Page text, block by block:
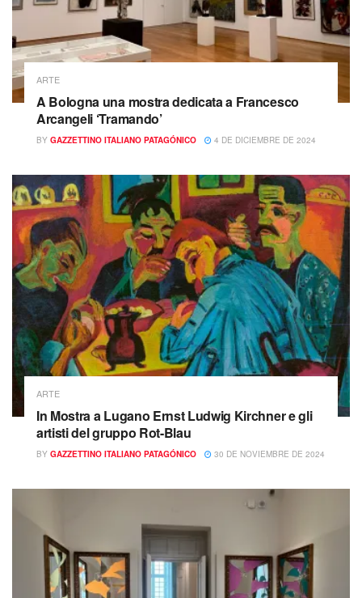
ARTE
A Bologna una mostra dedicata a Francesco
Arcangeli ‘Tramando’
BY GAZZETTINO ITALIANO PATAGÓNICO 4 DE DICIEMBRE DE 2024
ARTE
In Mostra a Lugano Ernst Ludwig Kirchner e gli
artisti del gruppo Rot-Blau
BY GAZZETTINO ITALIANO PATAGÓNICO 30 DE NOVIEMBRE DE 2024